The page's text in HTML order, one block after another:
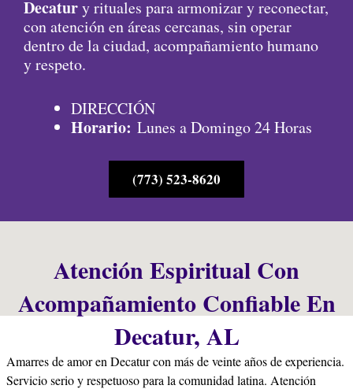
Decatury rituales para armonizar y reconectar,
con atención en áreas cercanas, sin operar
dentro de la ciudad, acompañamiento humano
y respeto.
DIRECCIÓN
Horario: Lunes a Domingo 24 Horas
(773) 523-8620
Atención Espiritual Con
Acompañamiento Confiable En
Decatur, AL
Amarres de amor en Decatur con más de veinte años de experiencia.
Servicio serio y respetuoso para la comunidad latina. Atención